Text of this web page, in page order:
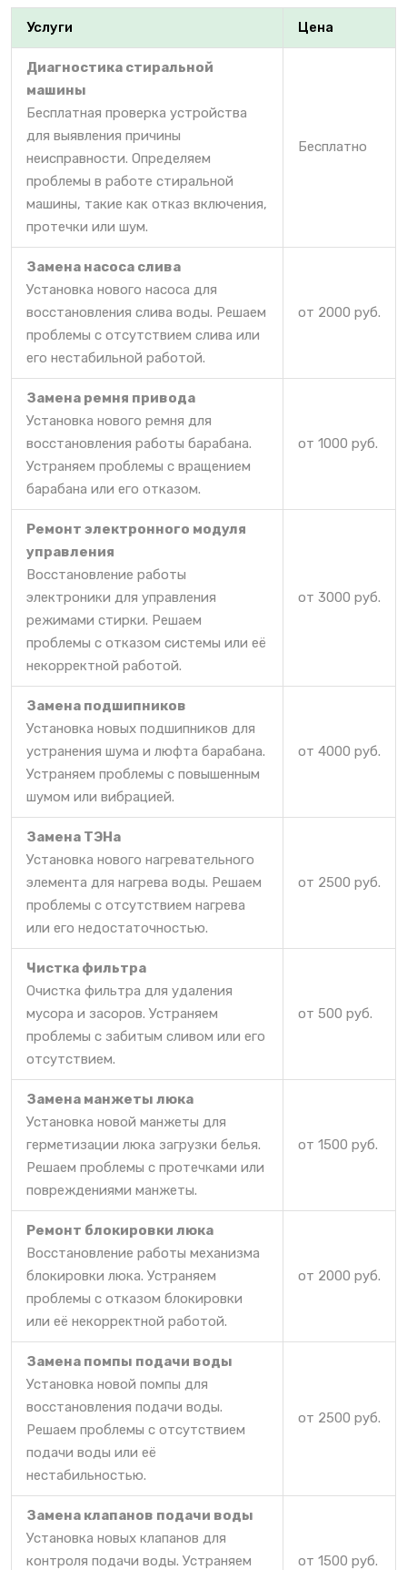
Услуги Цена
Диагностика стиральной
машины
Бесплатная проверка устройства
для выявления причины
неисправности. Определяем
проблемы в работе стиральной
машины, такие как отказ включения,
протечки или шум.
Бесплатно
Замена насоса слива
Установка нового насоса для
восстановления слива воды. Решаем
проблемы с отсутствием слива или
его нестабильной работой.
от 2000 руб.
Замена ремня привода
Установка нового ремня для
восстановления работы барабана.
Устраняем проблемы с вращением
барабана или его отказом.
от 1000 руб.
Ремонт электронного модуля
управления
Восстановление работы
электроники для управления
режимами стирки. Решаем
проблемы с отказом системы или её
некорректной работой.
от 3000 руб.
Замена подшипников
Установка новых подшипников для
устранения шума и люфта барабана.
Устраняем проблемы с повышенным
шумом или вибрацией.
от 4000 руб.
Замена ТЭНа
Установка нового нагревательного
элемента для нагрева воды. Решаем
проблемы с отсутствием нагрева
или его недостаточностью.
от 2500 руб.
Чистка фильтра
Очистка фильтра для удаления
мусора и засоров. Устраняем
проблемы с забитым сливом или его
отсутствием.
от 500 руб.
Замена манжеты люка
Установка новой манжеты для
герметизации люка загрузки белья.
Решаем проблемы с протечками или
повреждениями манжеты.
от 1500 руб.
Ремонт блокировки люка
Восстановление работы механизма
блокировки люка. Устраняем
проблемы с отказом блокировки
или её некорректной работой.
от 2000 руб.
Замена помпы подачи воды
Установка новой помпы для
восстановления подачи воды.
Решаем проблемы с отсутствием
подачи воды или её
нестабильностью.
от 2500 руб.
Замена клапанов подачи воды
Установка новых клапанов для
контроля подачи воды. Устраняем
от 1500 руб.